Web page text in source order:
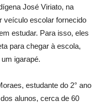
José Viriato, na
veículo escolar fornecido
estudar. Para isso, eles
para chegar à escola,
igarapé.
estudante do 2° ano
alunos, cerca de 60